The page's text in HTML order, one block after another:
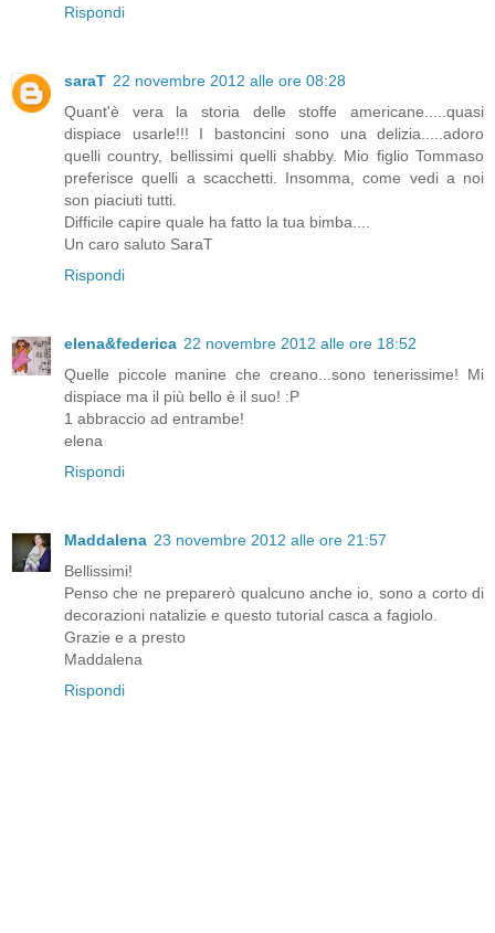
Rispondi
saraT 22 novembre 2012 alle ore 08:28
Quant'è vera la storia delle stoffe americane.....quasi
dispiace usarle!!! I bastoncini sono una delizia.....adoro
quelli country, bellissimi quelli shabby. Mio figlio Tommaso
preferisce quelli a scacchetti. Insomma, come vedi a noi
son piaciuti tutti.
Difficile capire quale ha fatto la tua bimba....
Un caro saluto SaraT
Rispondi
elena&federica 22 novembre 2012 alle ore 18:52
Quelle piccole manine che creano...sono tenerissime! Mi
dispiace ma il più bello è il suo! :P
1 abbraccio ad entrambe!
elena
Rispondi
Maddalena 23 novembre 2012 alle ore 21:57
Bellissimi!
Penso che ne preparerò qualcuno anche io, sono a corto di
decorazioni natalizie e questo tutorial casca a fagiolo.
Grazie e a presto
Maddalena
Rispondi